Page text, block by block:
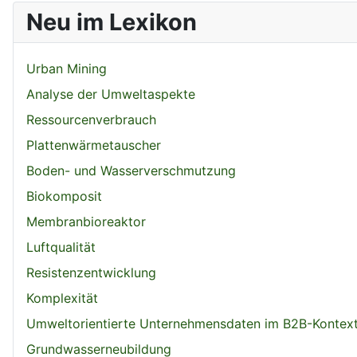
Neu im Lexikon
Urban Mining
Analyse der Umweltaspekte
Ressourcenverbrauch
Plattenwärmetauscher
Boden- und Wasserverschmutzung
Biokomposit
Membranbioreaktor
Luftqualität
Resistenzentwicklung
Komplexität
Umweltorientierte Unternehmensdaten im B2B-
Grundwasserneubildung